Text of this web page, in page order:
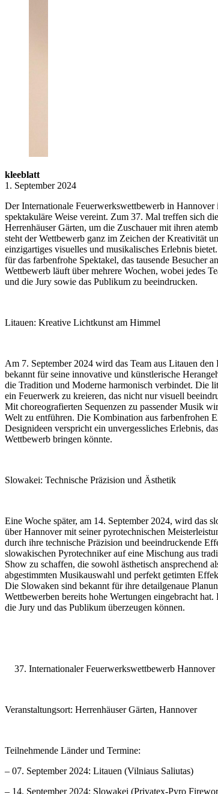
kleeblatt
1. September 2024
Der Internationale Feuerwerkswettbewerb in
spektakuläre Weise vereint. Zum 37. Mal treffen sich
Herrenhäuser Gärten, um die Zuschauer mit ihren
steht der Wettbewerb ganz im Zeichen der Kreativität
einzigartiges visuelles und musikalisches Erlebnis
für das farbenfrohe Spektakel, das tausende Besucher
Wettbewerb läuft über mehrere Wochen, wobei jedes
und die Jury sowie das Publikum zu beeindrucken.
Litauen: Kreative Lichtkunst am Himmel
Am 7. September 2024 wird das Team aus Litauen
bekannt für seine innovative und künstlerische
die Tradition und Moderne harmonisch verbindet. Die
ein Feuerwerk zu kreieren, das nicht nur visuell
Mit choreografierten Sequenzen zu passender Musik
Welt zu entführen. Die Kombination aus farbenfrohen
Designideen verspricht ein unvergessliches Erlebnis,
Wettbewerb bringen könnte.
Slowakei: Technische Präzision und Ästhetik
Eine Woche später, am 14. September 2024, wird das
über Hannover mit seiner pyrotechnischen
durch ihre technische Präzision und beeindruckende
slowakischen Pyrotechniker auf eine Mischung aus
Show zu schaffen, die sowohl ästhetisch ansprechend
abgestimmten Musikauswahl und perfekt getimten
Die Slowaken sind bekannt für ihre detailgenaue
Wettbewerben bereits hohe Wertungen eingebracht
die Jury und das Publikum überzeugen können.
Internationaler Feuerwerkswettbewerb Hannover
Veranstaltungsort: Herrenhäuser Gärten, Hannover
Teilnehmende Länder und Termine:
– 07. September 2024: Litauen (Vilniaus Saliutas)
– 14. September 2024: Slowakei (Privatex-Pyro